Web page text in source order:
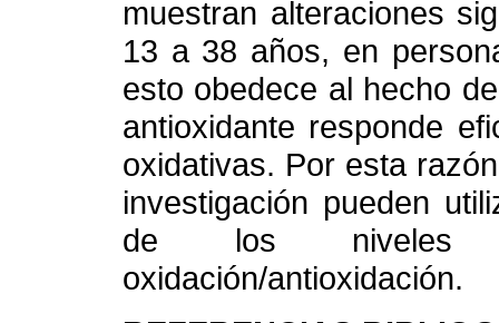
muestran alteraciones
13 a 38 años, en
esto obedece al hecho
antioxidante responde
oxidativas. Por esta
investigación pueden
de los niveles
oxidación/antioxidación.